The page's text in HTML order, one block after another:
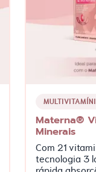
Materna®
Minerais
Com 21
tecnologia 3